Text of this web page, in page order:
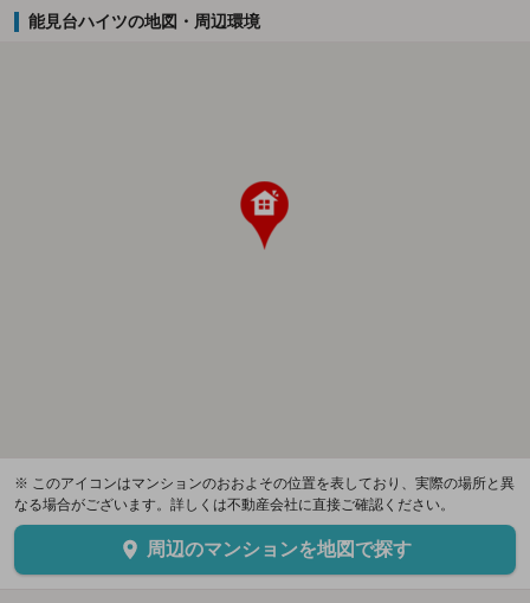
能見台ハイツの地図・周辺環境
※ このアイコンはマンションのおおよその位置を表しており、実際の場所と異
なる場合がございます。詳しくは不動産会社に直接ご確認ください。
周辺のマンションを地図で探す